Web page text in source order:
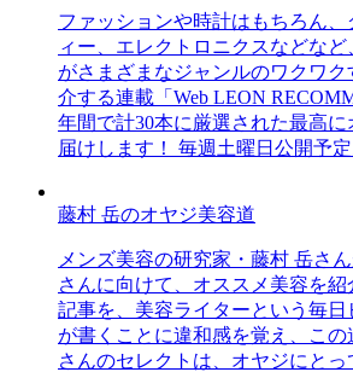
ファッションや時計はもちろん
ィー、エレクトロニクスなどなど
がさまざまなジャンルのワクワ
介する連載「Web LEON
年間で計30本に厳選された最高
届けします！ 毎週土曜日公開予定
藤村 岳のオヤジ美容道
メンズ美容の研究家・藤村 岳さ
さんに向けて、オススメ美容を
記事を、美容ライターという毎
が書くことに違和感を覚え、こ
さんのセレクトは、オヤジにと